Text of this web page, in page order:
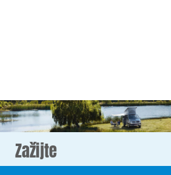
Zažijte